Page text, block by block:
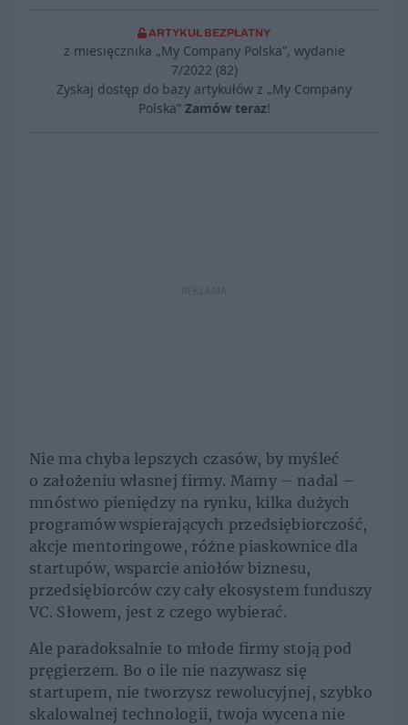
ARTYKUŁ BEZPŁATNY
z miesięcznika „My Company Polska”, wydanie
7/2022 (82)
Zyskaj dostęp do bazy artykułów z „My Company
Polska” Zamów teraz!
REKLAMA
Nie ma chyba lepszych czasów, by myśleć
o założeniu własnej firmy. Mamy – nadal –
mnóstwo pieniędzy na rynku, kilka dużych
programów wspierających przedsiębiorczość,
akcje mentoringowe, różne piaskownice dla
startupów, wsparcie aniołów biznesu,
przedsiębiorców czy cały ekosystem funduszy
VC. Słowem, jest z czego wybierać.
Ale paradoksalnie to młode firmy stoją pod
pręgierzem. Bo o ile nie nazywasz się
startupem, nie tworzysz rewolucyjnej, szybko
skalowalnej technologii, twoja wycena nie